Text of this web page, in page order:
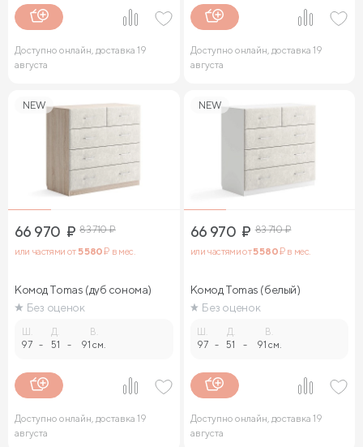
Доступно онлайн, доставка 19
августа
Доступно онлайн, доставка 19
августа
NEW
66 970 ₽ 83 710₽
или частями от5 580₽ в мес.
Комод Tomas (дуб сонома)
Без оценок
97 -
Д.
51 -
В.
91 см.
Доступно онлайн, доставка 19
августа
NEW
66 970 ₽ 83 710₽
или частями от5 580₽ в мес.
Комод Tomas (белый)
Без оценок
97 -
Д.
51 -
В.
91 см.
Доступно онлайн, доставка 19
августа